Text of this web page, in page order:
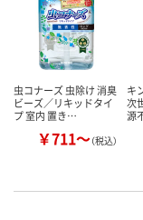
虫コナーズ 虫除け 消臭
ビーズ／リキッドタイ
プ 室内 置き…
￥711～（税込）
キ
次
源